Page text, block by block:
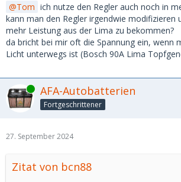
Tom ich nutze den Regler auch noch in
kann man den Regler irgendwie modifizieren
mehr Leistung aus der Lima zu bekommen?
da bricht bei mir oft die Spannung ein, wenn
Licht unterwegs ist (Bosch 90A Lima
Online AFA-Autobatterien
Fortgeschrittener
27. September 2024
Zitat von bcn88